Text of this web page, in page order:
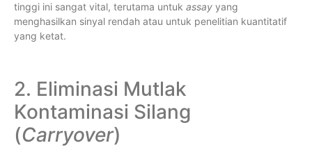
tinggi ini sangat vital, terutama untuk assay yang
menghasilkan sinyal rendah atau untuk penelitian kuantitatif
yang ketat.
2. Eliminasi Mutlak
Kontaminasi Silang
(Carryover)